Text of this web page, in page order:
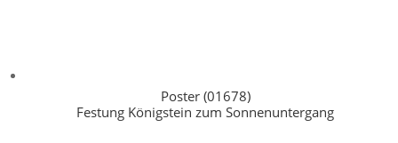
Poster (01678)
Festung Königstein zum Sonnenuntergang